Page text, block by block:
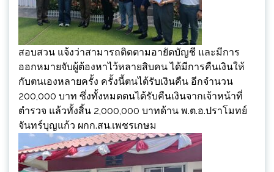
สอบสวน แจ้งว่าสามารถติดตามอายัดบัญชี และมีการ
ออกหมายจับผู้ต้องหาไว้หลายสิบคน ได้มีการคืนเงินให้
กับตนเองหลายครั้ง ครั้งนี้ตนได้รับเงินคืน อีกจำนวน
200,000 บาท ซึ่งทั้งหมดตนได้รับคืนเงินจากเจ้าหน้าที่
ตำรวจ แล้วทั้งสิ้น 2,000,000 บาทด้าน พ.ต.อ.ปราโมทย์
จันทร์บุญแก้ว ผกก.สน.เพชรเกษม